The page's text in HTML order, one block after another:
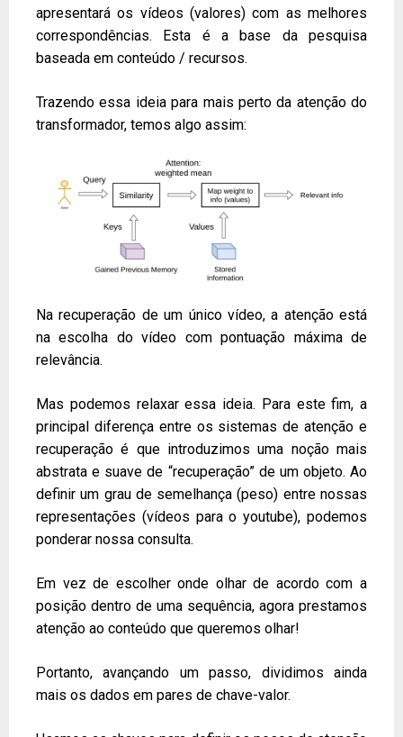
apresentará os vídeos (valores) com as melhores
correspondências. Esta é a base da pesquisa
baseada em conteúdo / recursos.
Trazendo essa ideia para mais perto da atenção do
transformador, temos algo assim:
Na recuperação de um único vídeo, a atenção está
na escolha do vídeo com pontuação máxima de
relevância.
Mas podemos relaxar essa ideia. Para este fim, a
principal diferença entre os sistemas de atenção e
recuperação é que introduzimos uma noção mais
abstrata e suave de “recuperação” de um objeto. Ao
definir um grau de semelhança (peso) entre nossas
representações (vídeos para o youtube), podemos
ponderar nossa consulta.
Em vez de escolher onde olhar de acordo com a
posição dentro de uma sequência, agora prestamos
atenção ao conteúdo que queremos olhar!
Portanto, avançando um passo, dividimos ainda
mais os dados em pares de chave-valor.